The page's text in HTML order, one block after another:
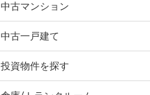
中古マンション
中古一戸建て
投資物件を探す